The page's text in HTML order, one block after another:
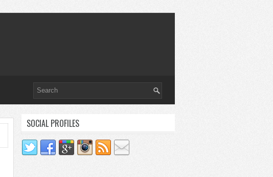
SOCIAL PROFILES